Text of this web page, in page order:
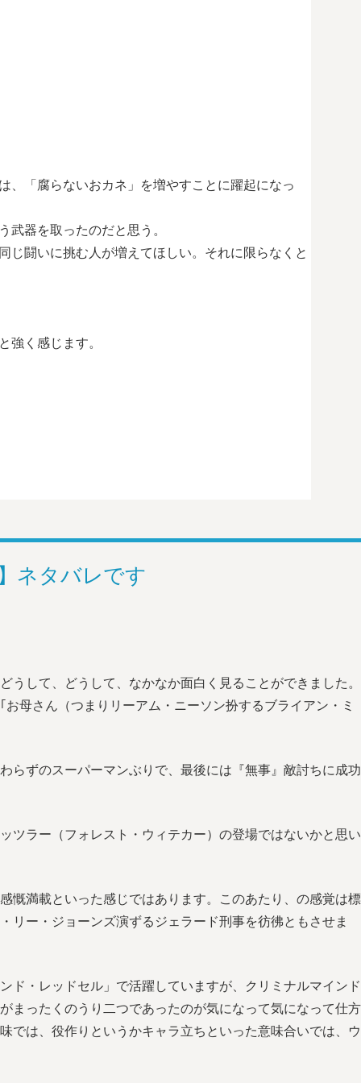
、「腐らないおカネ」を増やすことに躍起になっ
器を取ったのだと思う。
じ闘いに挑む人が増えてほしい。それに限らなくと
強く感じます。
ネタバレです
して、どうして、なかなか面白く見ることができました。
母さん（つまりリーアム・ニーソン扮するブライアン・ミ
らずのスーパーマンぶりで、最後には『無事』敵討ちに成功
ツラー（フォレスト・ウィテカー）の登場ではないかと思い
慨満載といった感じではあります。このあたり、の感覚は標
リー・ジョーンズ演ずるジェラード刑事を彷彿ともさせま
ド・レッドセル」で活躍していますが、クリミナルマインド
まったくのうり二つであったのが気になって気になって仕方
では、役作りというかキャラ立ちといった意味合いでは、ウ